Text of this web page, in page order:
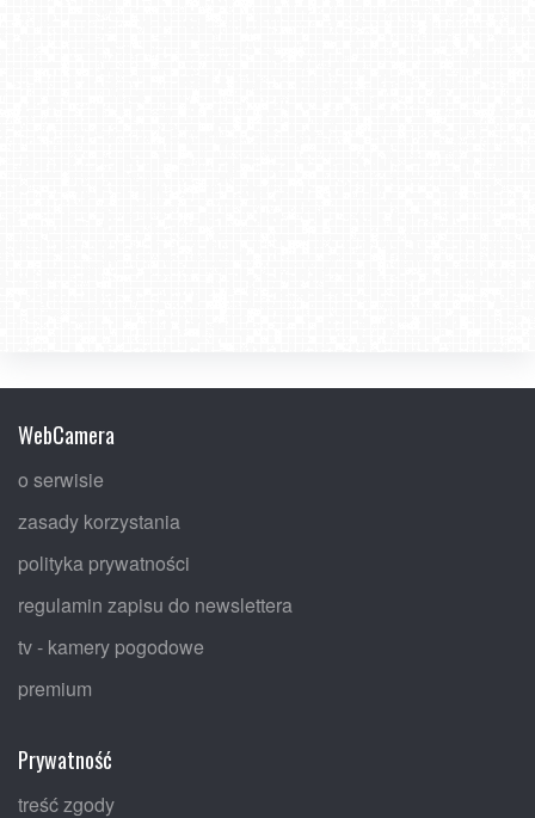
WebCamera
o serwisie
zasady korzystania
polityka prywatności
regulamin zapisu do newslettera
tv - kamery pogodowe
premium
Prywatność
treść zgody